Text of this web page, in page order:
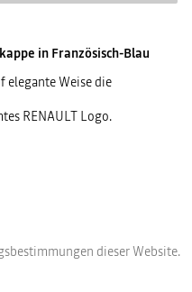
in Französisch-Blau
elegante Weise die
RENAULT Logo.
dieser Website.